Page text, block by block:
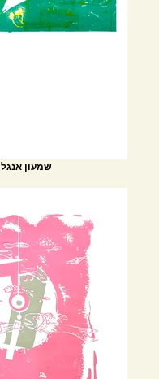
שמעון אנגל